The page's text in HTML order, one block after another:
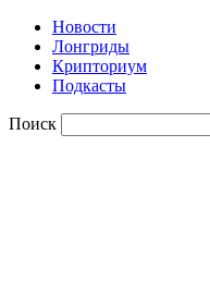
Новости
Лонгриды
Крипториум
Подкасты
Поиск